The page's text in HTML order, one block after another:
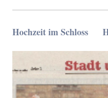
Hochzeit im Schloss